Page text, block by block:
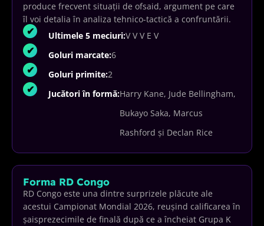
produce frecvent situații de ofsaid, argument pe care
îl voi detalia în analiza tehnico-tactică a confruntării.
Ultimele 5 meciuri:V V V E V
Goluri marcate:6
Goluri primite:2
Jucători în formă:Harry Kane, Jude Bellingham,
Bukayo Saka, Marcus
Rashford și Declan Rice
Forma RD Congo
RD Congo este una dintre surprizele plăcute ale
acestui Campionat Mondial 2026, reușind calificarea în
șaisprezecimile de finală după ce a încheiat Grupa K